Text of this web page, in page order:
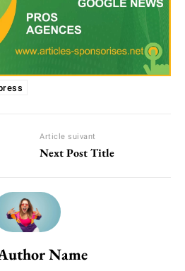
Article suivant
Next Post Title
Name